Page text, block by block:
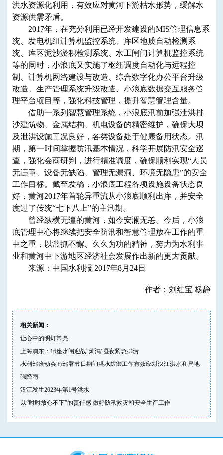
洪水资源化利用，有效应对黄河下游枯水形势，缓解水
资源供需矛盾。
2017年，在充分利用已经开发建设的MIS管理信息系
统、发电机组计算机监控系统、库区地质自动检测系
统、库区泥沙淤积检测系统、水工闸门计算机监控系统
等的同时，小浪底又实施了枢纽调度自动化与远程控
制、计算机网络建设与改造、综合数字化办公平台升级
改造、生产管理系统升级改造、小浪底数据交互服务管
理平台项目等，强化科技管理，提升智慧管理含量。
借助一系列智慧管理系统，小浪底汛前加强泄洪排
沙建筑物、金属结构、机电设备的精密维护，确保大坝
及泄洪设施工况良好，各类设备处于健康备用状态。汛
期，第一时间掌握防汛基本情况，科学开展防汛安全巡
查，强化会商研判，进行精准调度，确保顺利实现“人员
无违章、设备无缺陷、管理无漏洞、环境无隐患”的安全
工作目标。截至发稿，小浪底工程各项设施设备状态良
好，黄河2017年首轮异重流从小浪底顺利出库，并安全
度过了传统“七下八上”的主汛期。
曾经纵横无缰的黄河，如今安澜无恙。今后，小浪
底管理中心将继续把安全防汛和智慧管理放在工作的重
中之重，以常抓不懈、久久为功的精神，努力为水利事
业和黄河中下游地区经济社会发展作出新的更大贡献。
来源：中国水利报 2017年8月24日
作者：刘红宝 杨静
相关新闻：
让心中的明灯常亮
上海浦东：16座水闸迎战“灿鸿”昼夜紧急排涝
水利部滚动会商部署节日期间洪水防御工作有效应对汉江洪水和局地
强降雨
汉江发生2023年第1号洪水
以“时时放心不下”的责任感 做好防汛救灾和安全生产工作